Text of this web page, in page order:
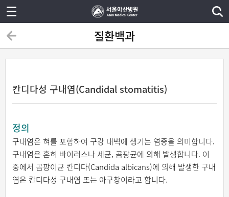
질환백과
칸디다성 구내염(Candidal stomatitis)
정의
구내염은 혀를 포함하여 구강 내벽에 생기는 염증을 의미합니다.
구내염은 흔히 바이러스나 세균, 곰팡균에 의해 발생합니다. 이
중에서 곰팡이균 칸디다(Candida albicans)에 의해 발생한 구내
염은 칸디다성 구내염 또는 아구창이라고 합니다.